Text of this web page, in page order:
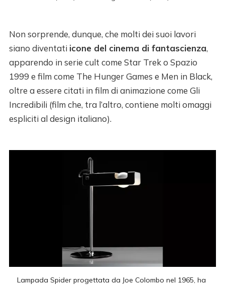
Non sorprende, dunque, che molti dei suoi lavori
siano diventati icone del cinema di fantascienza,
apparendo in serie cult come Star Trek o Spazio
1999 e film come The Hunger Games e Men in Black,
oltre a essere citati in film di animazione come Gli
Incredibili (film che, tra l’altro, contiene molti omaggi
espliciti al design italiano).
Lampada Spider progettata da Joe Colombo nel 1965, ha